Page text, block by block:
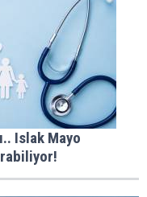
Islak Mayo